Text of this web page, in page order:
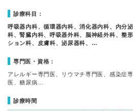
診療科目：
呼吸器内科、循環器内科、消化器内科、内分
科、腎臓内科、呼吸器外科、脳神経外科、整
ション科、皮膚科、泌尿器科、…
専門医・資格：
アレルギー専門医、リウマチ専門医、感染症
医、糖尿病…
診療時間